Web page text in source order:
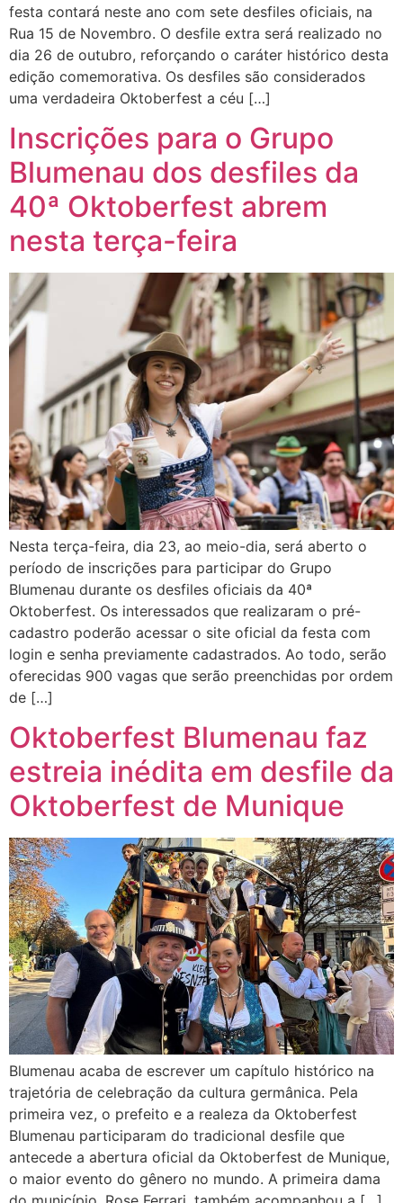
festa contará neste ano com sete desfiles oficiais, na
Rua 15 de Novembro. O desfile extra será realizado no
dia 26 de outubro, reforçando o caráter histórico desta
edição comemorativa. Os desfiles são considerados
uma verdadeira Oktoberfest a céu […]
Inscrições para o Grupo
Blumenau dos desfiles da
40ª Oktoberfest abrem
nesta terça-feira
Nesta terça-feira, dia 23, ao meio-dia, será aberto o
período de inscrições para participar do Grupo
Blumenau durante os desfiles oficiais da 40ª
Oktoberfest. Os interessados que realizaram o pré-
cadastro poderão acessar o site oficial da festa com
login e senha previamente cadastrados. Ao todo, serão
oferecidas 900 vagas que serão preenchidas por ordem
de […]
Oktoberfest Blumenau faz
estreia inédita em desfile da
Oktoberfest de Munique
Blumenau acaba de escrever um capítulo histórico na
trajetória de celebração da cultura germânica. Pela
primeira vez, o prefeito e a realeza da Oktoberfest
Blumenau participaram do tradicional desfile que
antecede a abertura oficial da Oktoberfest de Munique,
o maior evento do gênero no mundo. A primeira dama